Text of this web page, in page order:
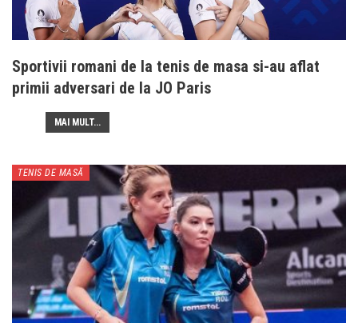
Sportivii romani de la tenis de masa si-au aflat
primii adversari de la JO Paris
MAI MULT...
TENIS DE MASĂ